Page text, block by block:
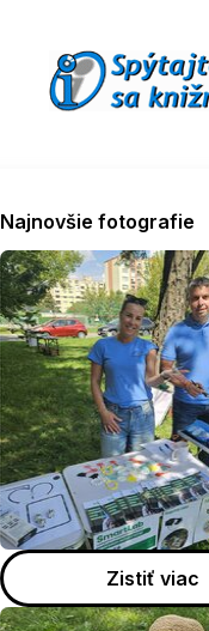
Najnovšie fotografie
Zistiť viac